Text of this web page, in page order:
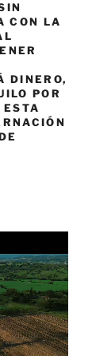
CON LA
DINERO,
POR